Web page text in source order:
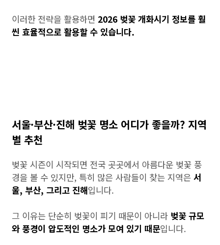
이러한 전략을 활용하면 2026 벚꽃 개화시기 정보를 훨
씬 효율적으로 활용할 수 있습니다.
서울·부산·진해 벚꽃 명소 어디가 좋을까? 지역
별 추천
벚꽃 시즌이 시작되면 전국 곳곳에서 아름다운 벚꽃 풍
경을 볼 수 있지만, 특히 많은 사람들이 찾는 지역은 서
울, 부산, 그리고 진해입니다.
그 이유는 단순히 벚꽃이 피기 때문이 아니라 벚꽃 규모
와 풍경이 압도적인 명소가 모여 있기 때문입니다.